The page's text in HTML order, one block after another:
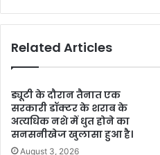
Related Articles
ड्यूटी के दौरान तैनात एक
सरकारी डॉक्टर के शराब के
अत्यधिक नशे में धुत होने का
सनसनीखेज खुलासा हुआ है।
August 3, 2026